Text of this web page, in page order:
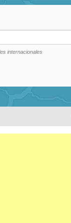
internacionales